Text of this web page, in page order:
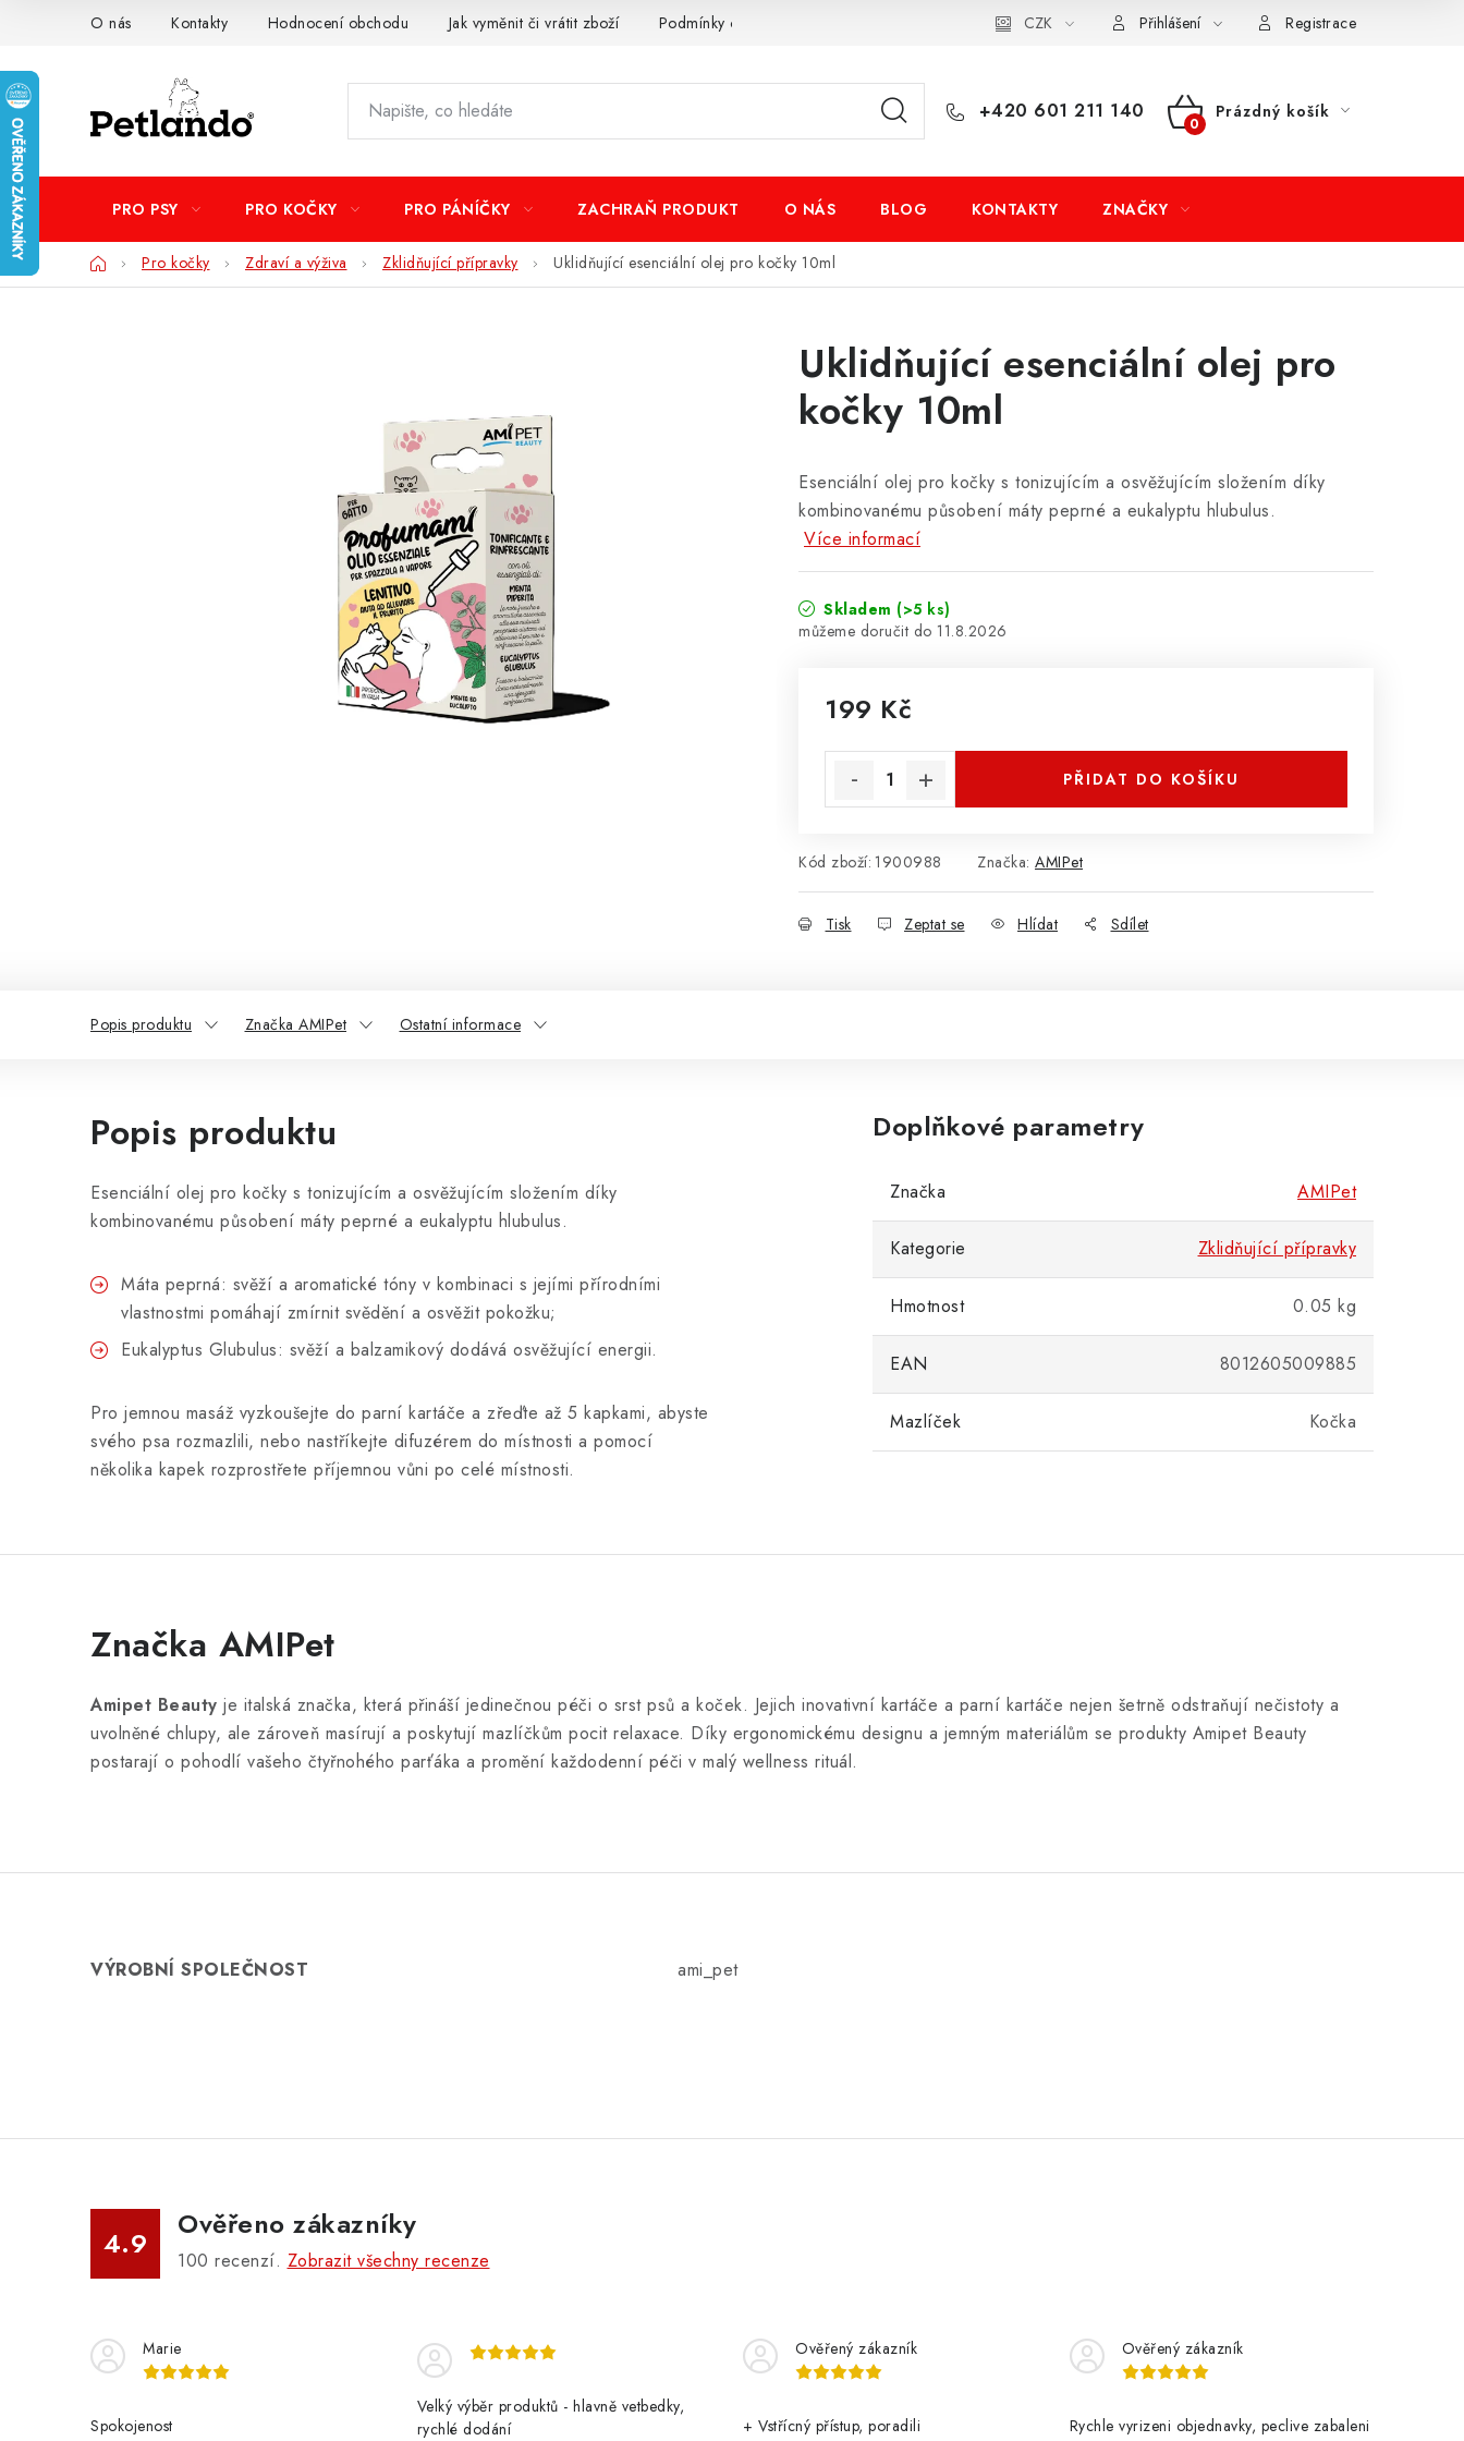
O nás Kontakty Hodnocení obchodu Jak vyměnit či vrátit zboží Podmínky ochrany osobních údajů Obchodní podmínky Doprava a platba Moje objednávka
CZK Přihlášení Registrace
+420 601 211 140
NÁKUPNÍ
Prázdný košík
PRO PSY PRO KOČKY PRO PÁNÍČKY ZACHRAŇ PRODUKT O NÁS BLOG KONTAKTY ZNAČKY
DomůPro kočky Zdraví a výživa Zklidňující přípravky Uklidňující esenciální olej pro kočky 10ml
Uklidňující esenciální olej pro
kočky 10ml
Esenciální olej pro kočky s tonizujícím a osvěžujícím složením díky
kombinovanému působení máty peprné a eukalyptu hlubulus.
Více informací
Skladem (>5 ks)
11.8.2026
199 Kč
PŘIDAT DO KOŠÍKU
Kód zboží: 1900988 Značka: AMIPet
Tisk Zeptat se Hlídat Sdílet
Popis produktu Značka AMIPet Ostatní informace
Popis produktu
Esenciální olej pro kočky s tonizujícím a osvěžujícím složením díky
kombinovanému působení máty peprné a eukalyptu hlubulus.
Máta peprná: svěží a aromatické tóny v kombinaci s jejími přírodními
vlastnostmi pomáhají zmírnit svědění a osvěžit pokožku;
Eukalyptus Glubulus: svěží a balzamikový dodává osvěžující energii.
Pro jemnou masáž vyzkoušejte do parní kartáče a zřeďte až 5 kapkami, abyste
svého psa rozmazlili, nebo nastříkejte difuzérem do místnosti a pomocí
několika kapek rozprostřete příjemnou vůni po celé místnosti.
Doplňkové parametry
Značka AMIPet
Kategorie Zklidňující přípravky
Hmotnost 0.05 kg
EAN 8012605009885
Mazlíček Kočka
Značka AMIPet
Amipet Beauty je italská značka, která přináší jedinečnou péči o srst psů a koček. Jejich inovativní kartáče a parní kartáče nejen šetrně odstraňují nečistoty a
uvolněné chlupy, ale zároveň masírují a poskytují mazlíčkům pocit relaxace. Díky ergonomickému designu a jemným materiálům se produkty Amipet Beauty
postarají o pohodlí vašeho čtyřnohého parťáka a promění každodenní péči v malý wellness rituál.
VÝROBNÍ SPOLEČNOST ami_pet
4.9
Ověřeno zákazníky
100 recenzí. Zobrazit všechny recenze
Marie
Spokojenost
Velký výběr produktů - hlavně vetbedky,
rychlé dodání
Ověřený zákazník
+ Vstřícný přístup, poradili
Ověřený zákazník
Rychle vyrizeni objednavky, peclive zabaleni